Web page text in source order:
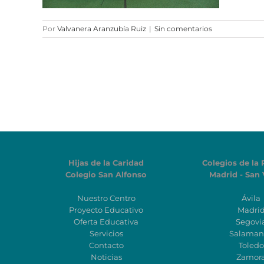
Por Valvanera Aranzubía Ruiz | Sin comentarios
Hijas de la Caridad
Colegio San Alfonso
Nuestro Centro
Proyecto Educativo
Oferta Educativa
Servicios
Contacto
Noticias
Colegios de la
Madrid - San
Ávila
Madrid
Toledo